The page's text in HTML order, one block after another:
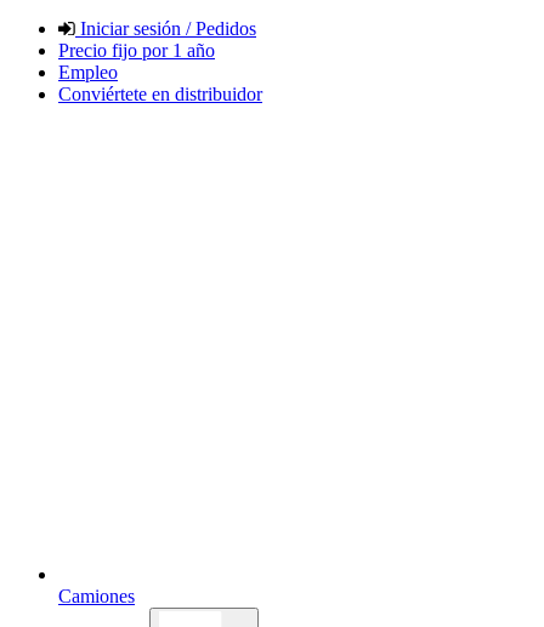
Iniciar sesión / Pedidos
Precio fijo por 1 año
Empleo
Conviértete en distribuidor
Camiones